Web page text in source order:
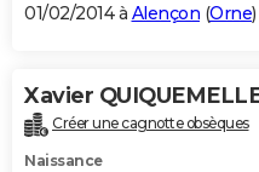
01/02/2014 à Alençon (Orne)
Xavier
Créer une cagnotte obsèques
Naissance